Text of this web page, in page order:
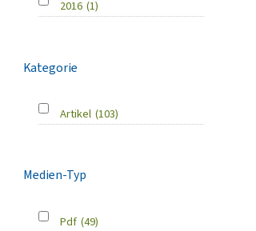
2016 (1)
Kategorie
Artikel (103)
Medien-Typ
Pdf (49)